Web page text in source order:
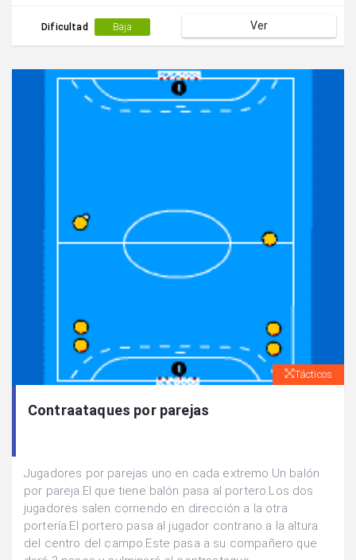
Dificultad Baja Ver
Tácticos
Contraataques por parejas
Jugadores por parejas uno en cada extremo.Un balón
por pareja.El que tiene balón pasa al portero.Los dos
jugadores salen corriendo en dirección a la otra
portería.El portero pasa al jugador contrario a la altura
del centro del campo.Este pasa a su compañero que